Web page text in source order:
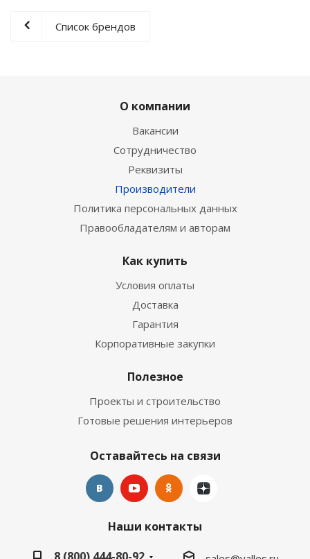
Список брендов
О компании
Вакансии
Сотрудничество
Реквизиты
Производители
Политика персональных данных
Правообладателям и авторам
Как купить
Условия оплаты
Доставка
Гарантия
Корпоративные закупки
Полезное
Проекты и строительство
Готовые решения интерьеров
Оставайтесь на связи
Наши контакты